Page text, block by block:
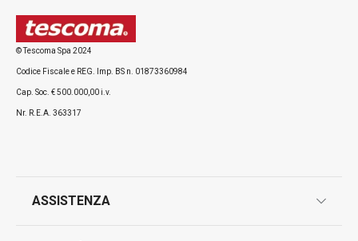
© Tescoma Spa 2024
Codice Fiscale e REG. Imp. BS n. 01873360984
Cap. Soc. € 500.000,00 i.v.
Nr. R.E.A. 363317
ASSISTENZA